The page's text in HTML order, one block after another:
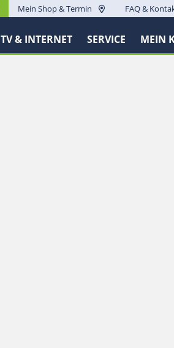
Mein Shop & Termin FAQ &
TV & INTERNET SERVICE MEIN